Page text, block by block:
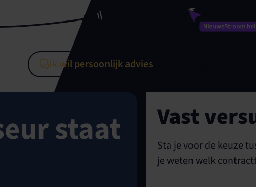
Ik wil persoonlijk advies
staat
Vast
Sta je voor de keuze
je weten welk